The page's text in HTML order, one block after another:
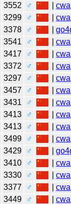
3552 ♂ |cwa
3299 ♂ |cwa
3378 ♂ |
3541 ♂ |cwa
3417 ♂ |cwa
3372 ♂ |cwa
3297 ♂ |cwa
3457 ♂ |cwa
3431 ♂ |cwa
3413 ♂ |cwa
3413 ♂ |cwa
3499 ♂ |cwa
3429 ♂ |
3410 ♂ |cwa
3330 ♂ |cwa
3377 ♂ |cwa
3449 ♂ |cwa